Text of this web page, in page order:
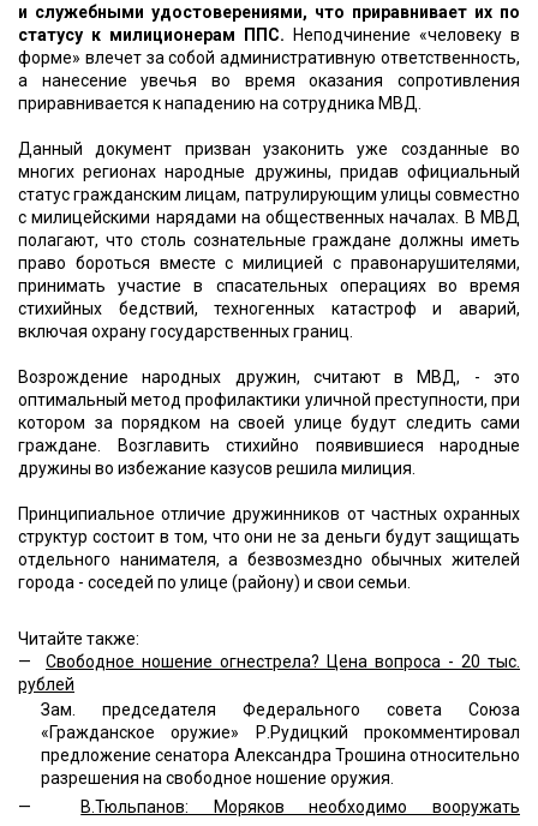
и служебными удостоверениями, что приравнивает их по
статусу к милиционерам ППС. Неподчинение «человеку в
форме» влечет за собой административную ответственность,
а нанесение увечья во время оказания сопротивления
приравнивается к нападению на сотрудника МВД.
Данный документ призван узаконить уже созданные во
многих регионах народные дружины, придав официальный
статус гражданским лицам, патрулирующим улицы совместно
с милицейскими нарядами на общественных началах. В МВД
полагают, что столь сознательные граждане должны иметь
право бороться вместе с милицией с правонарушителями,
принимать участие в спасательных операциях во время
стихийных бедствий, техногенных катастроф и аварий,
включая охрану государственных границ.
Возрождение народных дружин, считают в МВД, - это
оптимальный метод профилактики уличной преступности, при
котором за порядком на своей улице будут следить сами
граждане. Возглавить стихийно появившиеся народные
дружины во избежание казусов решила милиция.
Принципиальное отличие дружинников от частных охранных
структур состоит в том, что они не за деньги будут защищать
отдельного нанимателя, а безвозмездно обычных жителей
города - соседей по улице (району) и свои семьи.
Читайте также:
— Свободное ношение огнестрела? Цена вопроса - 20 тыс.
рублей
Зам. председателя Федерального совета Союза
«Гражданское оружие» Р.Рудицкий прокомментировал
предложение сенатора Александра Трошина относительно
разрешения на свободное ношение оружия.
—
В.Тюльпанов: Моряков необходимо вооружать